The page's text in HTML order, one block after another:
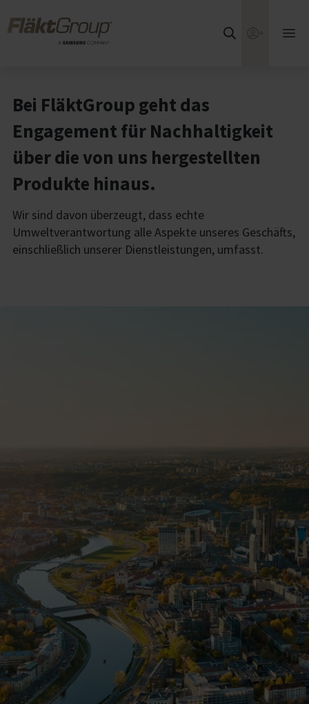
Webshop
Bei FläktGroup geht das
Engagement für Nachhaltigkeit
über die von uns hergestellten
Produkte hinaus.
Wir sind davon überzeugt, dass echte
Umweltverantwortung alle Aspekte unseres Geschäfts,
einschließlich unserer Dienstleistungen, umfasst.​